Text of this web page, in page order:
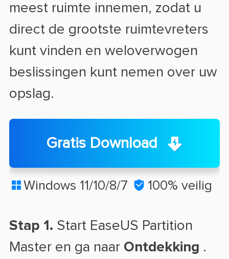
meest ruimte innemen, zodat u
direct de grootste ruimtevreters
kunt vinden en weloverwogen
beslissingen kunt nemen over uw
opslag.
Gratis Download
 Windows 11/10/8/7  100% veilig
Stap 1. Start EaseUS Partition
Master en ga naar Ontdekking .